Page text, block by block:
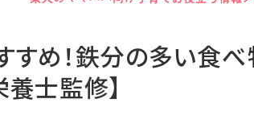
すめ！鉄分の多い食べ
士監修】